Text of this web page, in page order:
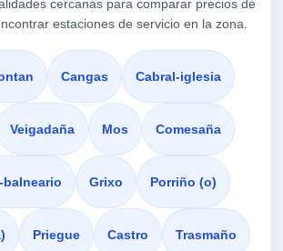
Palacios, 133
VER PRECIOS
Km. 0,72
VER PRECIOS
cercanas para comparar precios de
estaciones de servicio en la zona.
Cangas Cabral-iglesia
Veigadaña Mos Comesaña
balneario Grixo Porriño (o)
Priegue Castro Trasmaño